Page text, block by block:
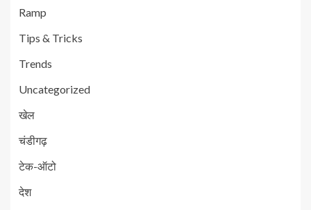
Ramp
Tips & Tricks
Trends
Uncategorized
खेल
चंडीगढ़
टेक-ऑटो
देश